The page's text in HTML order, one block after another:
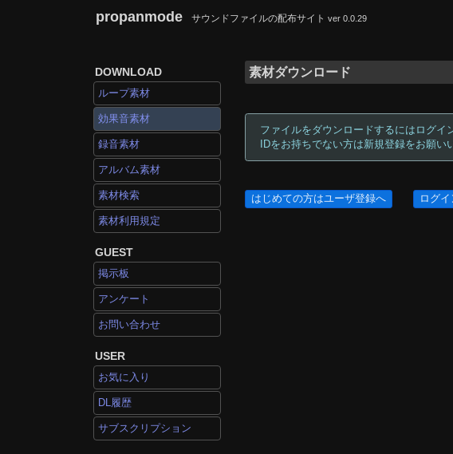
propanmode サウンドファイルの配布サイト ver 0.0.29
DOWNLOAD
ループ素材
効果音素材
録音素材
アルバム素材
素材検索
素材利用規定
GUEST
掲示板
アンケート
お問い合わせ
USER
お気に入り
DL履歴
サブスクリプション
素材ダウンロード
ファイルをダウンロードするにはログイ
IDをお持ちでない方は新規登録をお願い
はじめての方はユーザ登録へ ログ